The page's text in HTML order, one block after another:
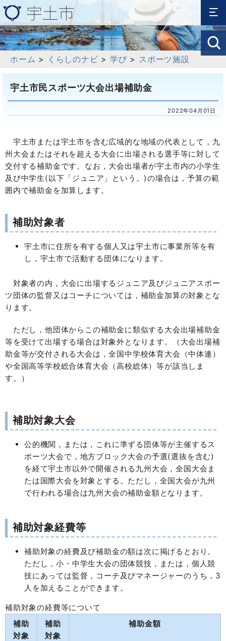
ホーム > くらしのナビ >学び > スポーツ施設
宇土市民スポーツ大会出場補助金
2022年04月01日
宇土市または宇土市を含む広域的な地域の代表として，九
州大会またはそれを超える大会に出場される選手等に対して
交付する補助金です。なお，大会出場者が宇土市内の小学生
及び中学生(以下「ジュニア」という。)の場合は，予算の範
囲内で補助金を加算します。
補助対象者
宇土市に住所を有する個人又は宇土市に事業所等を有
し，宇土市で活動する団体になります。
対象者の内，大会に出場するジュニア及びジュニアスポー
ツ団体の監督又はコーチについては，補助金加算の対象とな
ります。
ただし，他団体からこの補助金に類似する大会出場補助金
等を受けて出場する場合は対象外となります。（大会出場補
助金等が交付される大会は，全国中学校体育大会（中体連）
や全国高等学校総合体育大会（高校総体）等が該当しま
す。）
補助対象大会
公的機関，または，これに準ずる団体等が主催するス
ポーツ大会で，地方ブロック大会の予選(選抜を含む)
を経て宇土市以外で開催される九州大会，全国大会ま
たは国際大会を対象とする。ただし，全国大会が九州
で行われる場合は九州大会の補助金額となります。
補助対象経費等
補助対象の経費及び補助金の額は次に掲げるとおり。
ただし，小・中学生大会の団体競技，または，個人競
技にあっては監督，コーチ及びマネージャーのうち，3
人を加えることができます。
補助対象の経費等について
補助
対象
補助
対象
補助金額